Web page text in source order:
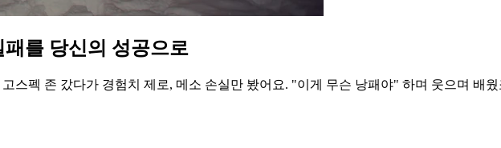
를 당신의 성공으로
스펙 존 갔다가 경험치 제로, 메소 손실만 봤어요. "이게 무슨 낭패야" 하며 웃으며 배